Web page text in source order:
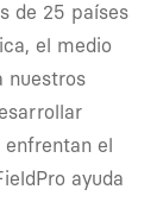
de 25 países
el medio
nuestros
el
ayuda